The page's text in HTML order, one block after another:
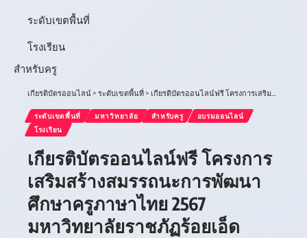
ระดับเขตพื้นที่
โรงเรียน
สำหรับครู
เกียรติบัตรออนไลน์> ระดับเขตพื้นที่> เกียรติบัตรออนไลน์ฟรี โครงการเสริมสร้างสมรรถนะการพัฒนาศึกษาครูภาษาไทย 2567 มหาวิทยาลัยราชภัฏร้อยเอ็ด
ระดับเขตพื้นที่ มหาวิทยาลัย สำหรับครู
อบรมออนไลน์
โรงเรียน
เกียรติบัตรออนไลน์ฟรี โครงการ
เสริมสร้างสมรรถนะการพัฒนา
ศึกษาครูภาษาไทย 2567
มหาวิทยาลัยราชภัฏร้อยเอ็ด